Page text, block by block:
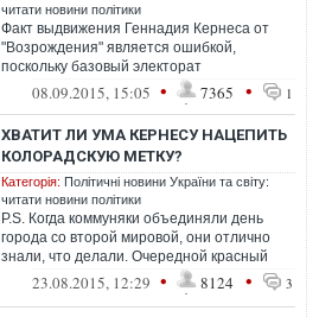
читати новини політики
Факт выдвижения Геннадия Кернеса от
"Возрождения" является ошибкой,
поскольку базовый электорат
действующего мэра Харькова отнюдь не
питает добрых чув...
08.09.2015, 15:05 • 7365 • 1
ХВАТИТ ЛИ УМА КЕРНЕСУ НАЦЕПИТЬ
КОЛОРАДСКУЮ МЕТКУ?
Категорія: Політичні новини України та світу:
читати новини політики
P.S. Когда коммуняки объединяли день
города со второй мировой, они отлично
знали, что делали. Очередной красный
фетиш, 9 мая локального масштаба. Глян...
23.08.2015, 12:29 • 8124 • 3